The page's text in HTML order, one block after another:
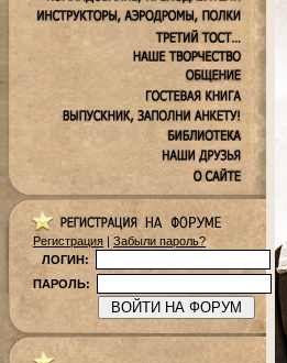
Регистрация | Забыли пароль?
ЛОГИН:
ПАРОЛЬ: